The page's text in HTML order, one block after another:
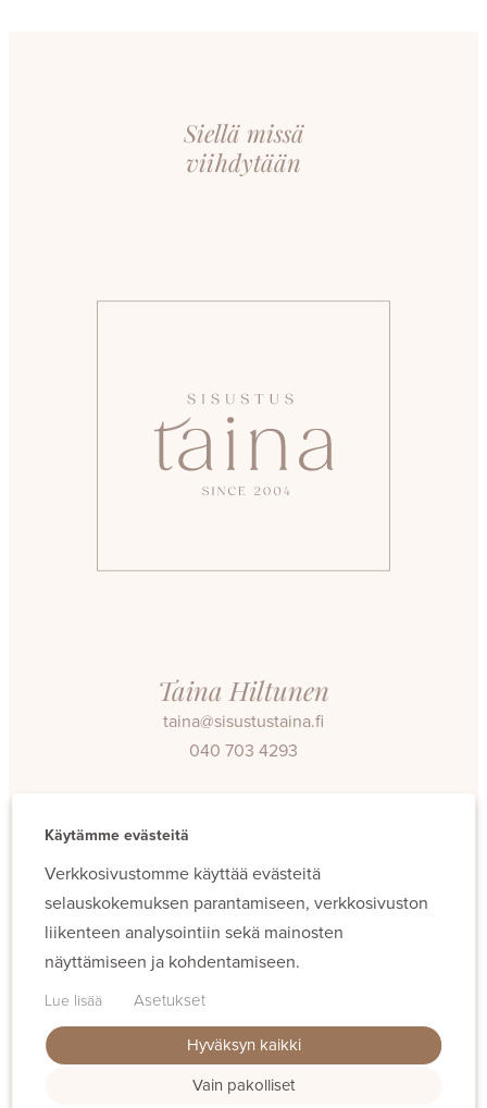
Siellä missä
viihdytään
Taina Hiltunen
taina@sisustustaina.fi
040 703 4293
Käytämme evästeitä
Verkkosivustomme käyttää evästeitä
selauskokemuksen parantamiseen, verkkosivuston
liikenteen analysointiin sekä mainosten
näyttämiseen ja kohdentamiseen.
Lue lisää Asetukset
Vain pakolliset
Hyväksyn kaikki